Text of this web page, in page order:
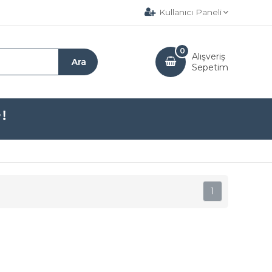
Kullanıcı Paneli
Alışveriş
Sepetim
0
1